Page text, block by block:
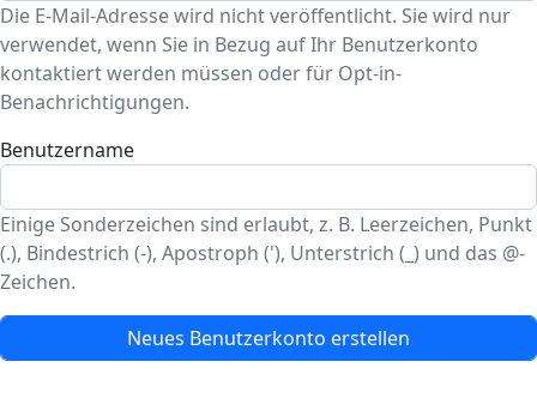
Die E-Mail-Adresse wird nicht veröffentlicht. Sie wird nur
verwendet, wenn Sie in Bezug auf Ihr Benutzerkonto
kontaktiert werden müssen oder für Opt-in-
Benachrichtigungen.
Benutzername
Einige Sonderzeichen sind erlaubt, z. B. Leerzeichen, Punkt
(.), Bindestrich (-), Apostroph ('), Unterstrich (_) und das @-
Zeichen.